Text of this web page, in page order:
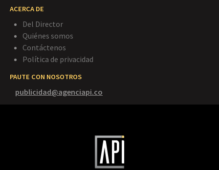
ACERCA DE
Del Director
Quiénes somos
Contáctenos
Política de privacidad
PAUTE CON NOSOTROS
publicidad@agenciapi.co